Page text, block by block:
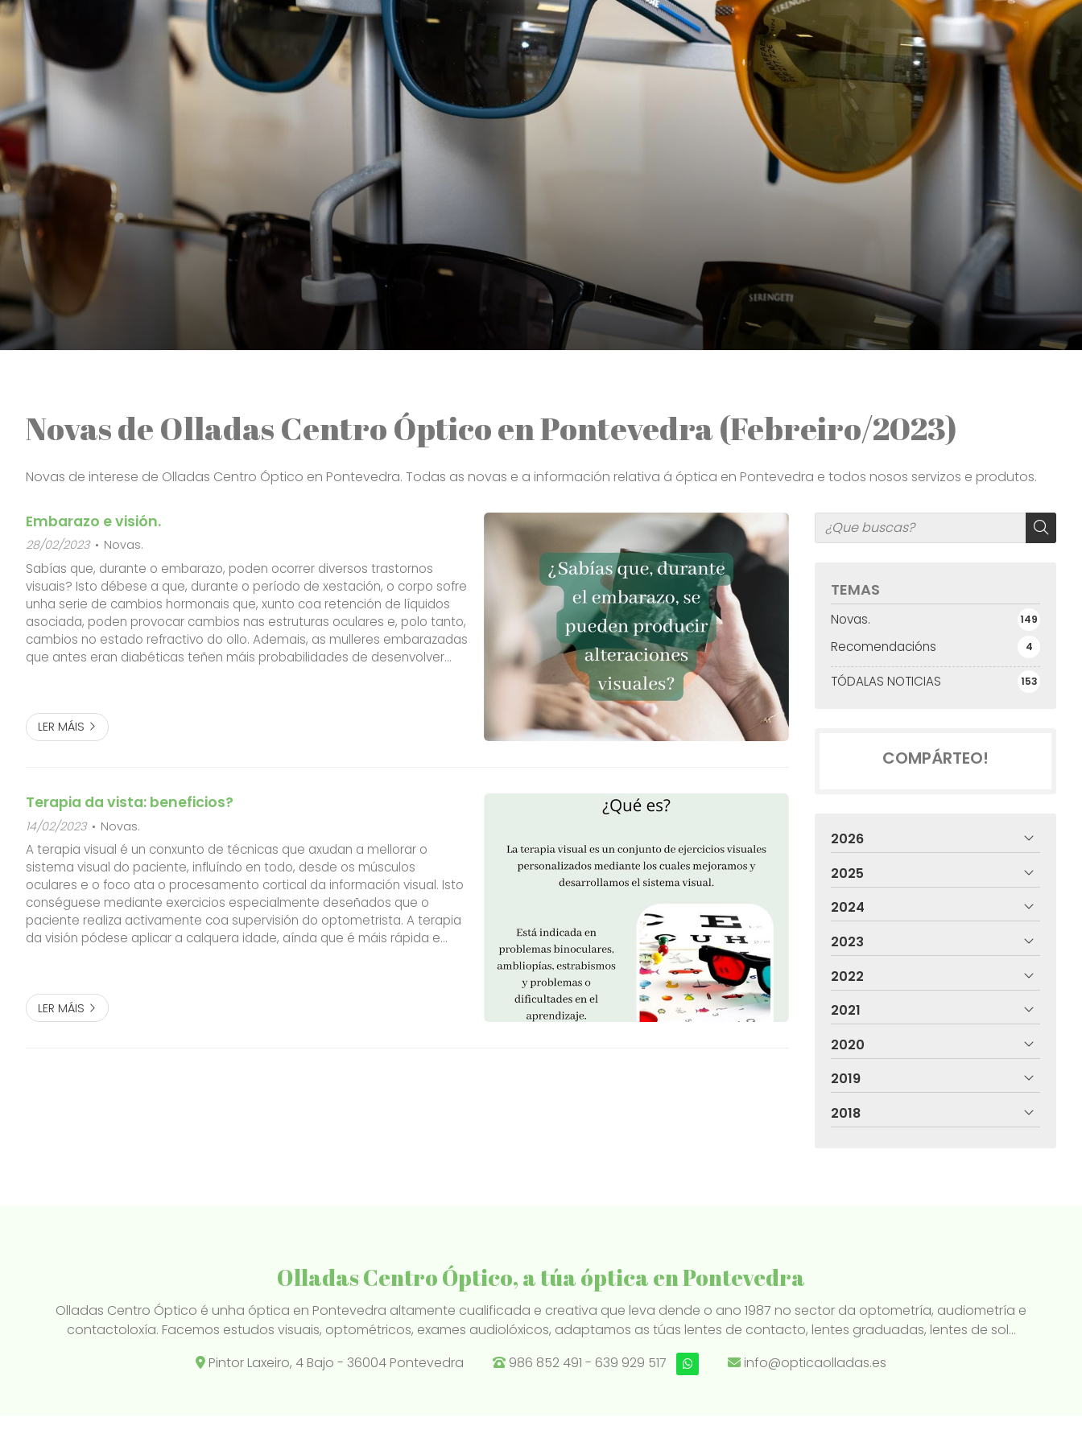
Novas de Olladas Centro Óptico en Pontevedra (Febreiro/2023)
Novas de interese de Olladas Centro Óptico en Pontevedra. Todas as novas e a información relativa á óptica en Pontevedra e todos nosos servizos e produtos.
TEMAS
TÓDALAS NOTICIAS 153
Novas. 149
Recomendacións 4
Embarazo e visión.
28/02/2023 Novas.
Sabías que, durante o embarazo, poden ocorrer diversos trastornos
visuais? Isto débese a que, durante o período de xestación, o corpo sofre
unha serie de cambios hormonais que, xunto coa retención de líquidos
asociada, poden provocar cambios nas estruturas oculares e, polo tanto,
cambios no estado refractivo do ollo. Ademais, as mulleres embarazadas
que antes eran diabéticas teñen máis probabilidades de desenvolver
LER MÁIS
Terapia da vista: beneficios?
14/02/2023 Novas.
A terapia visual é un conxunto de técnicas que axudan a mellorar o
sistema visual do paciente, influíndo en todo, desde os músculos
oculares e o foco ata o procesamento cortical da información visual. Isto
conséguese mediante exercicios especialmente deseñados que o
paciente realiza activamente coa supervisión do optometrista. A terapia
da visión pódese aplicar a calquera idade, aínda que é máis rápida e
LER MÁIS
COMPÁRTEO!
2026
2025
2024
2023
2022
2021
2020
2019
2018
Olladas Centro Óptico, a túa óptica en Pontevedra
Olladas Centro Óptico é unha óptica en Pontevedra altamente cualificada e creativa que leva dende o ano 1987 no sector da optometría, audiometría e
contactoloxía. Facemos estudos visuais, optométricos, exames audiolóxicos, adaptamos as túas lentes de contacto, lentes graduadas, lentes de sol...
Pintor Laxeiro, 4 Bajo - 36004 Pontevedra
986 852 491 - 639 929 517 info@opticaolladas.es